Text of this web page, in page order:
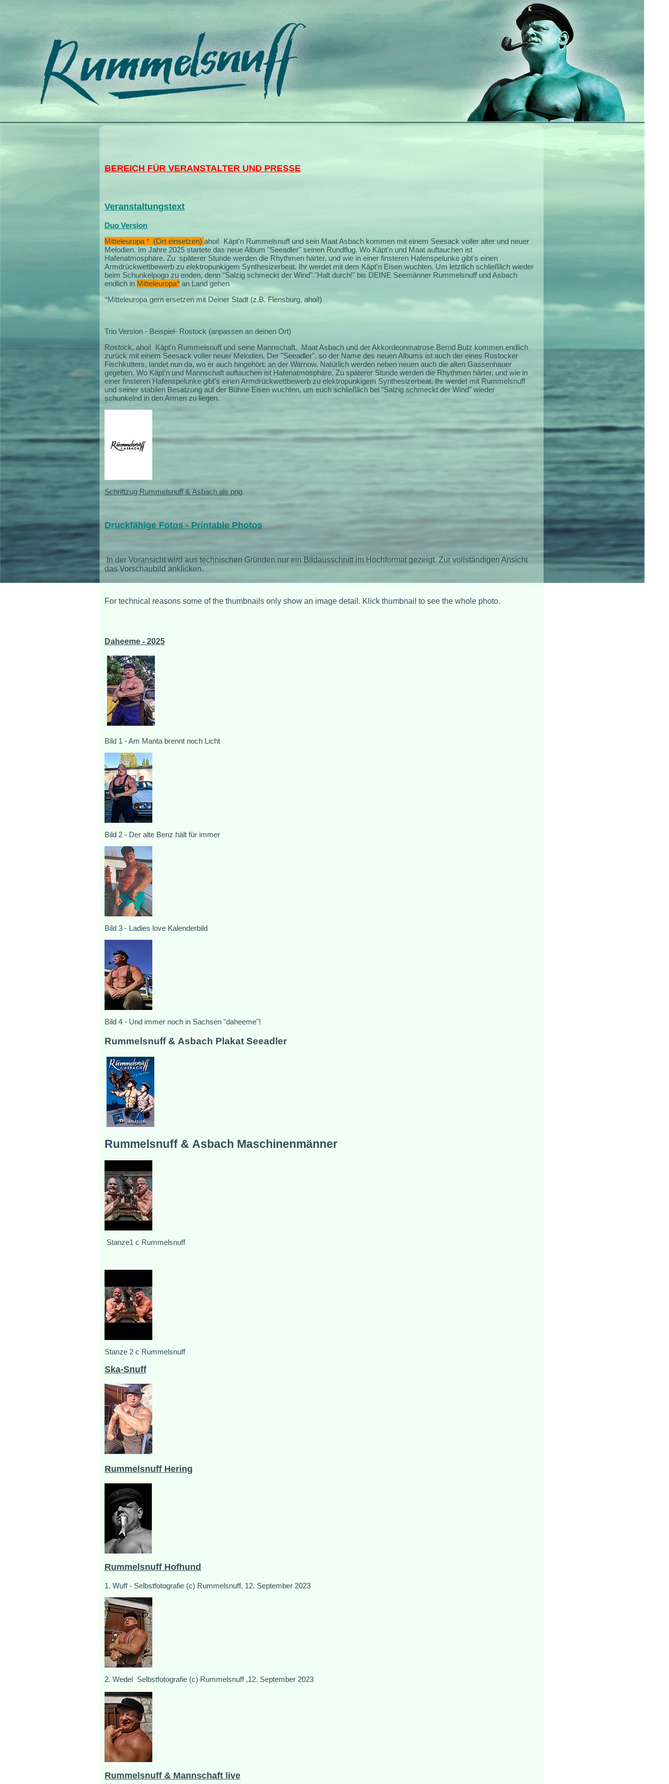
BEREICH FÜR VERANSTALTER UND PRESSE
Veranstaltungstext
Duo Version
Mitteleuropa * (Ort einsetzen) ahoi! Käpt'n Rummelsnuff und sein Maat Asbach kommen mit einem Seesack voller alter und neuer
Melodien. Im Jahre 2025 startete das neue Album "Seeadler" seinen Rundflug. Wo Käpt'n und Maat auftauchen ist
Hafenatmosphäre. Zu späterer Stunde werden die Rhythmen härter, und wie in einer finsteren Hafenspelunke gibt's einen
Armdrückwettbewerb zu elektropunkigem Synthesizerbeat. Ihr werdet mit dem Käpt'n Eisen wuchten. Um letztlich schließlich wieder
beim Schunkelpogo zu enden, denn "Salzig schmeckt der Wind"."Halt durch!" bis DEINE Seemänner Rummelsnuff und Asbach
endlich in Mitteleuropa* an Land gehen
*Mitteleuropa gern ersetzen mit Deiner Stadt (z.B. Flensburg, ahoi!)
Trio Version - Beispiel- Rostock (anpassen an deinen Ort)
Rostock, ahoi! Käpt'n Rummelsnuff und seine Mannschaft, Maat Asbach und der Akkordeonmatrose Bernd Butz kommen endlich
zurück mit einem Seesack voller neuer Melodien. Der "Seeadler", so der Name des neuen Albums ist auch der eines Rostocker
Fischkutters, landet nun da, wo er auch hingehört: an der Warnow. Natürlich werden neben neuen auch die alten Gassenhauer
gegeben. Wo Käpt'n und Mannschaft auftauchen ist Hafenatmosphäre. Zu späterer Stunde werden die Rhythmen härter, und wie in
einer finsteren Hafenspelunke gibt's einen Armdrückwettbewerb zu elektropunkigem Synthesizerbeat. Ihr werdet mit Rummelsnuff
und seiner stabilen Besatzung auf der Bühne Eisen wuchten, um euch schließlich bei "Salzig schmeckt der Wind" wieder
schunkelnd in den Armen zu liegen.
Schriftzug Rummelsnuff & Asbach als png
Druckfähige Fotos - Printable Photos
In der Voransicht wird aus technischen Gründen nur ein Bildausschnitt im Hochformat gezeigt. Zur vollständigen Ansicht
das Vorschaubild anklicken.
For technical reasons some of the thumbnails only show an image detail. Klick thumbnail to see the whole photo.
Daheeme - 2025
Bild 1 - Am Manta brennt noch Licht
Bild 2 - Der alte Benz hält für immer
Bild 3 - Ladies love Kalenderbild
Bild 4 - Und immer noch in Sachsen "daheeme"!
Rummelsnuff & Asbach Plakat Seeadler
Rummelsnuff & Asbach Maschinenmänner
Stanze1 c Rummelsnuff
Stanze 2 c Rummelsnuff
Ska-Snuff
Rummelsnuff Hering
Rummelsnuff Hofhund
1. Wuff - Selbstfotografie (c) Rummelsnuff, 12. September 2023
2. Wedel Selbstfotografie (c) Rummelsnuff ,12. September 2023
Rummelsnuff & Mannschaft live